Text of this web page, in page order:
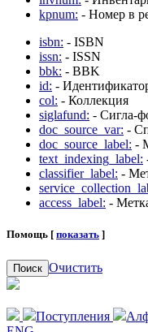
kpnum: - Номер в
isbn: - ISBN
issn: - ISSN
bbk: - BBK
id: -
col: - Коллекция
siglafund: - Сигла-
doc_source_var: -
doc_source_label: -
text_indexing_label:
classifier_label: -
access_label: -
Помощь [ показать ]
Поиск Очистить
Поступления